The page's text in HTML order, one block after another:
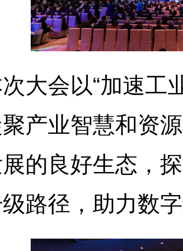
会以“加速工业
产业智慧和资
的良好生态，
路径，助力数